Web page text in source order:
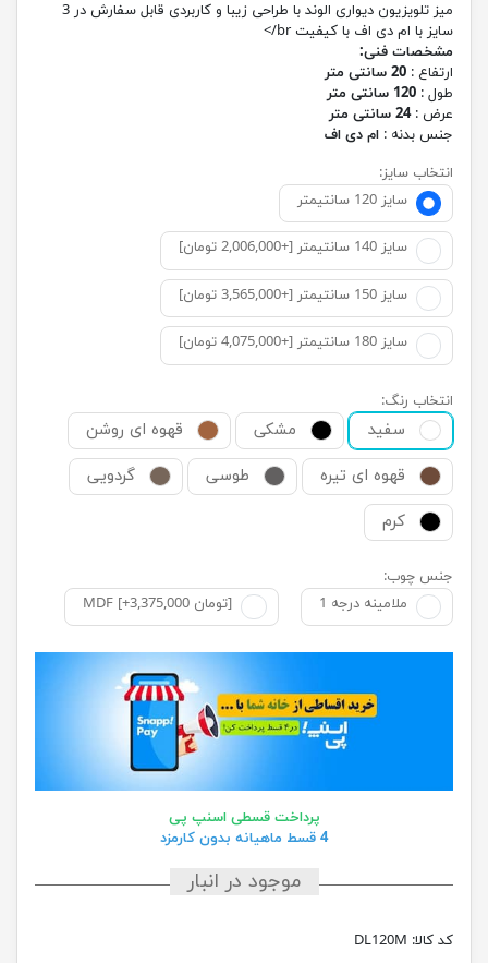
میز تلویزیون دیواری الوند با طراحی زیبا و کاربردی قابل سفارش در 3
سایز با ام دی اف با کیفیت br/>
مشخصات فنی:
ارتفاع : 20 سانتی متر
طول : 120 سانتی متر
عرض :24 سانتی متر
جنس بدنه : ام دی اف
انتخاب سایز:
سایز 120 سانتیمتر
سایز 140 سانتیمتر [+2,006,000 تومان]
سایز 150 سانتیمتر [+3,565,000 تومان]
سایز 180 سانتیمتر [+4,075,000 تومان]
انتخاب رنگ:
سفید مشکی
قهوه ای روشن
قهوه ای تیره
طوسی
گردویی
کرم
جنس چوب:
ملامینه درجه 1
MDF [+3,375,000 تومان]
پرداخت قسطی اسنپ پی
4 قسط ماهیانه بدون کارمزد
موجود در انبار
کد کالا: DL120M